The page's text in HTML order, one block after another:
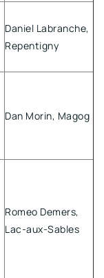
Daniel Labranche,
Repentigny
Dan Morin, Magog
Romeo Demers,
Lac-aux-Sables